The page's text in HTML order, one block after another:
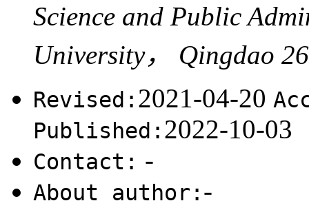
Science and Public
University， Qingdao
Revised: 2021-04-20
Published: 2022-10-03
Contact: -
About author: -